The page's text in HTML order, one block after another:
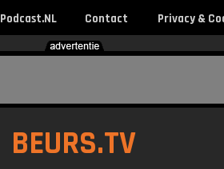
Podcast.NL Contact Privacy &
BEURS.TV